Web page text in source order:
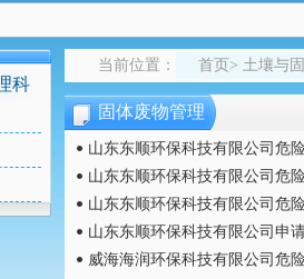
科
当前位置： 首页 > 土壤与
固体废物管理
山东东顺环保科技有限公司危
山东东顺环保科技有限公司危
山东东顺环保科技有限公司危
山东东顺环保科技有限公司申
威海海润环保科技有限公司危